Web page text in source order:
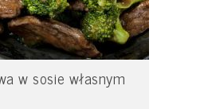
w sosie własnym